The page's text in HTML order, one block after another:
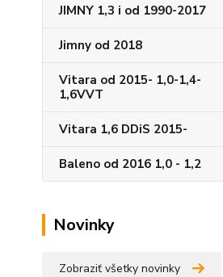
JIMNY 1,3 i od 1990-2017
Jimny od 2018
Vitara od 2015- 1,0-1,4-
1,6VVT
Vitara 1,6 DDiS 2015-
Baleno od 2016 1,0 - 1,2
Novinky
Zobraziť všetky novinky